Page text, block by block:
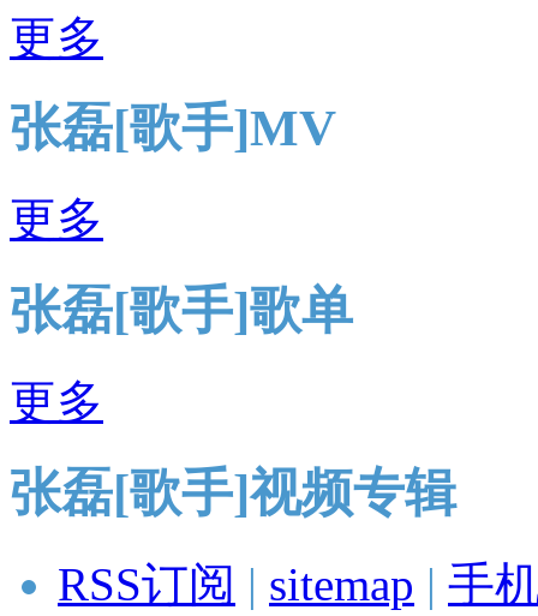
更多
张磊[歌手]MV
更多
张磊[歌手]歌单
更多
张磊[歌手]视频专辑
RSS订阅 | sitemap | 手